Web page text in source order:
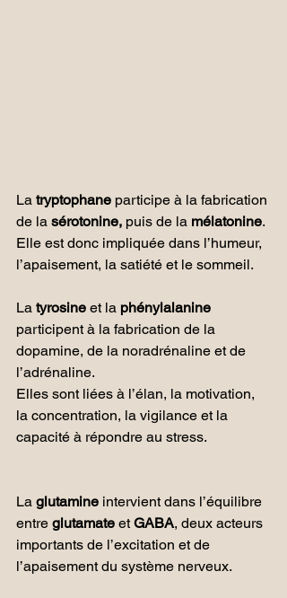
La tryptophane participe à la fabrication
de la sérotonine, puis de la mélatonine.
Elle est donc impliquée dans l’humeur,
l’apaisement, la satiété et le sommeil.
La tyrosine et la phénylalanine
participent à la fabrication de la
dopamine, de la noradrénaline et de
l’adrénaline.
Elles sont liées à l’élan, la motivation,
la concentration, la vigilance et la
capacité à répondre au stress.
La glutamine intervient dans l’équilibre
entre glutamate et GABA, deux acteurs
importants de l’excitation et de
l’apaisement du système nerveux.